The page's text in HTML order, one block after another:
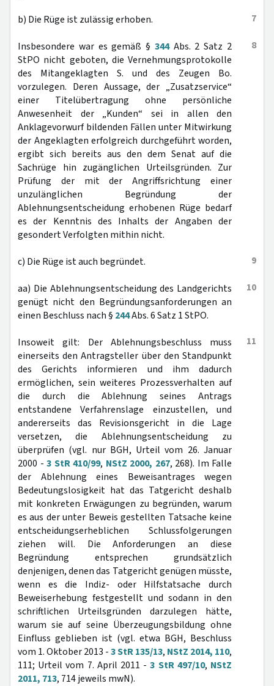
7
b) Die Rüge ist zulässig erhoben.
8
Insbesondere war es gemäß § 344Abs. 2 Satz 2
StPO nicht geboten, die Vernehmungsprotokolle
des Mitangeklagten S. und des Zeugen Bo.
vorzulegen. Deren Aussage, der „Zusatzservice“
einer Titelübertragung ohne persönliche
Anwesenheit der „Kunden“ sei in allen den
Anklagevorwurf bildenden Fällen unter Mitwirkung
der Angeklagten erfolgreich durchgeführt worden,
ergibt sich bereits aus den dem Senat auf die
Sachrüge hin zugänglichen Urteilsgründen. Zur
Prüfung der mit der Angriffsrichtung einer
unzulänglichen Begründung der
Ablehnungsentscheidung erhobenen Rüge bedarf
es der Kenntnis des Inhalts der Angaben der
gesondert Verfolgten mithin nicht.
9
c) Die Rüge ist auch begründet.
10
aa) Die Ablehnungsentscheidung des Landgerichts
genügt nicht den Begründungsanforderungen an
einen Beschluss nach § 244Abs. 6 Satz 1 StPO.
11
Insoweit gilt: Der Ablehnungsbeschluss muss
einerseits den Antragsteller über den Standpunkt
des Gerichts informieren und ihm dadurch
ermöglichen, sein weiteres Prozessverhalten auf
die durch die Ablehnung seines Antrags
entstandene Verfahrenslage einzustellen, und
andererseits das Revisionsgericht in die Lage
versetzen, die Ablehnungsentscheidung zu
überprüfen (vgl. nur BGH, Urteil vom 26. Januar
2000 - 3 StR 410/99, NStZ 2000, 267, 268). Im Falle
der Ablehnung eines Beweisantrages wegen
Bedeutungslosigkeit hat das Tatgericht deshalb
mit konkreten Erwägungen zu begründen, warum
es aus der unter Beweis gestellten Tatsache keine
entscheidungserheblichen Schlussfolgerungen
ziehen will. Die Anforderungen an diese
Begründung entsprechen grundsätzlich
denjenigen, denen das Tatgericht genügen müsste,
wenn es die Indiz- oder Hilfstatsache durch
Beweiserhebung festgestellt und sodann in den
schriftlichen Urteilsgründen darzulegen hätte,
warum sie auf seine Überzeugungsbildung ohne
Einfluss geblieben ist (vgl. etwa BGH, Beschluss
vom 1. Oktober 2013 -3 StR 135/13, NStZ 2014, 110,
111; Urteil vom 7. April 2011 -3 StR 497/10, NStZ
2011, 713, 714 jeweils mwN).